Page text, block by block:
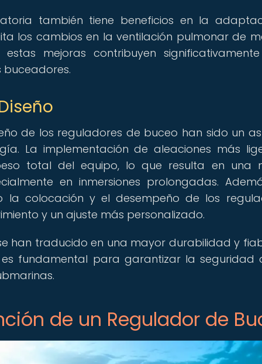
también tiene beneficios en la
los cambios en la ventilación pulmonar de
mejoras contribuyen
buceadores.
de los reguladores de buceo han sido un
La implementación de aleaciones más
total del equipo, lo que resulta en una
en inmersiones prolongadas.
la colocación y el desempeño de los
y un ajuste más personalizado.
han traducido en una mayor durabilidad y
fundamental para garantizar la seguridad
de un Regulador de